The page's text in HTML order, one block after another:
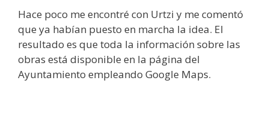
Hace poco me encontré con Urtzi y me comentó
que ya habían puesto en marcha la idea. El
resultado es que toda la información sobre las
obras está disponible en la página del
Ayuntamiento empleando Google Maps.